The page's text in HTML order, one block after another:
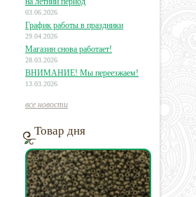
многогранник
11 руб. 16 руб.
03.06.2026
График работы в праздники
29.04.2026
Магазин снова работает!
28.03.2026
ВНИМАНИЕ! Мы переезжаем!
13.03.2026
все новости
Товар дня